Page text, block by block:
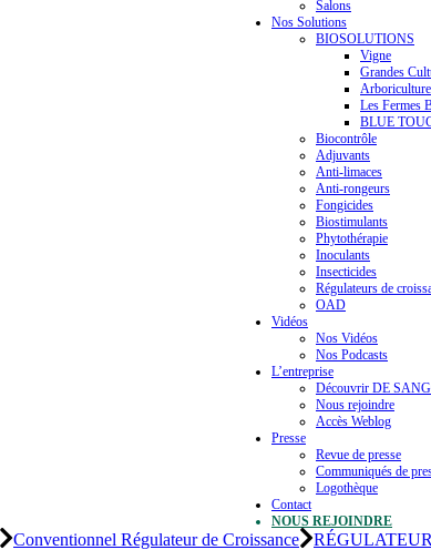
Salons
Nos Solutions
BIOSOLUTIONS
Vigne
Grandes
Arboriculture
Les Fermes
BLUE
Biocontrôle
Adjuvants
Anti-limaces
Anti-rongeurs
Fongicides
Biostimulants
Phytothérapie
Inoculants
Insecticides
Régulateurs de
OAD
Vidéos
Nos Vidéos
Nos Podcasts
L’entreprise
Découvrir DE
Nous rejoindre
Accès Weblog
Presse
Revue de presse
Communiqués de
Logothèque
Contact
NOUS REJOINDRE
Conventionnel Régulateur de Croissance